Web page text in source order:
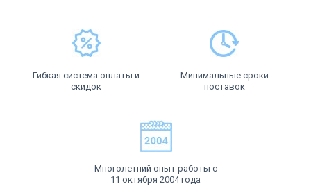
Гибкая система оплаты и
скидок
Минимальные сроки
поставок
Многолетний опыт работы с
11 октября 2004 года